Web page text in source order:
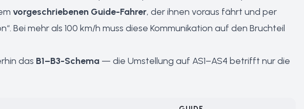
vorgeschriebenen Guide-Fahrer, der ihnen voraus fährt und per
Bei mehr als 100 km/h muss diese Kommunikation auf den Bruchteil
das B1–B3-Schema — die Umstellung auf AS1–AS4 betrifft nur die